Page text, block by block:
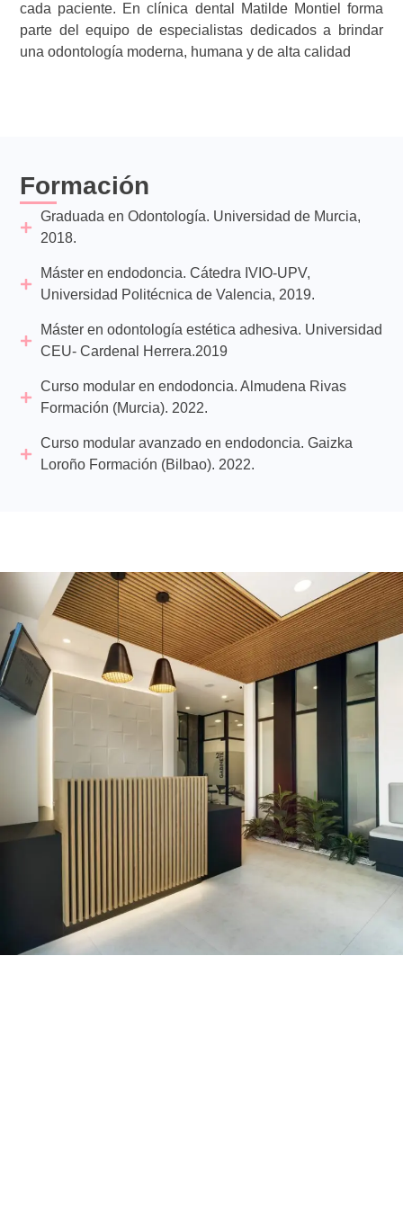
cada paciente. En clínica dental Matilde Montiel forma
parte del equipo de especialistas dedicados a brindar
una odontología moderna, humana y de alta calidad
Formación
Graduada en Odontología. Universidad de Murcia,
2018.
Máster en endodoncia. Cátedra IVIO-UPV,
Universidad Politécnica de Valencia, 2019.
Máster en odontología estética adhesiva. Universidad
CEU- Cardenal Herrera.2019
Curso modular en endodoncia. Almudena Rivas
Formación (Murcia). 2022.
Curso modular avanzado en endodoncia. Gaizka
Loroño Formación (Bilbao). 2022.